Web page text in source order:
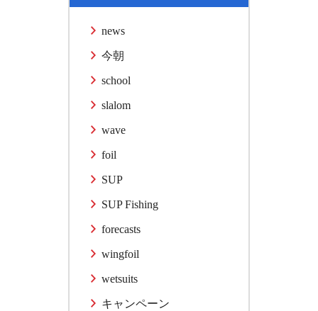
news
今朝
school
slalom
wave
foil
SUP
SUP Fishing
forecasts
wingfoil
wetsuits
キャンペーン